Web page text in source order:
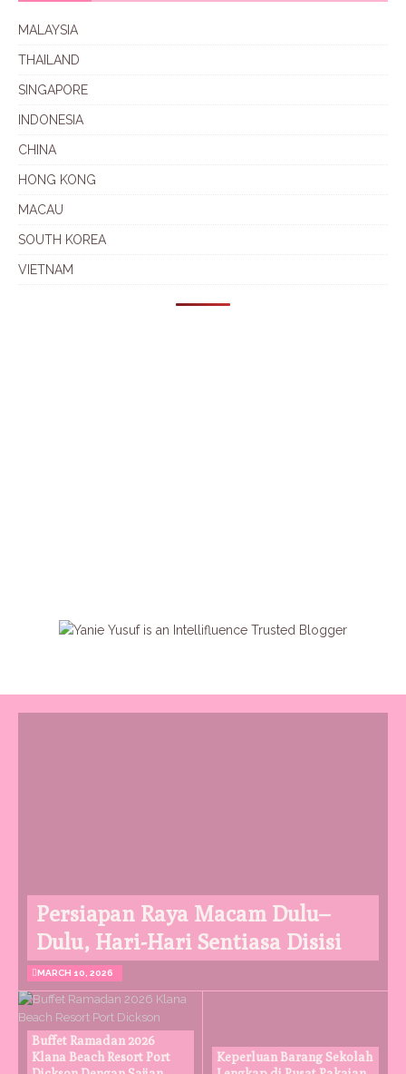
MALAYSIA
THAILAND
SINGAPORE
INDONESIA
CHINA
HONG KONG
MACAU
SOUTH KOREA
VIETNAM
Persiapan Raya Macam Dulu–
Dulu, Hari-Hari Sentiasa Disisi
MARCH 10, 2026
Buffet Ramadan 2026
Klana Beach Resort Port
Keperluan Barang Sekolah